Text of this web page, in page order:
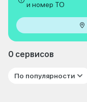
и номер ТО
0 сервисов
По популярности